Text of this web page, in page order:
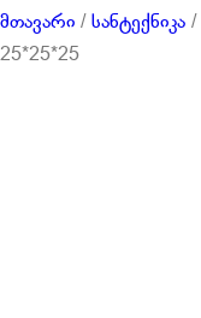
მთავარი / სანტექნიკა /
25*25*25